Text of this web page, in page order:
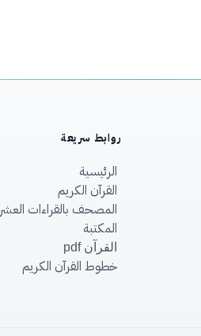
روابط سريعة
الرئيسية
القرآن الكريم
المصحف بالقراءات العشر
المكتبة
القرآن pdf
خطوط القرآن الكريم